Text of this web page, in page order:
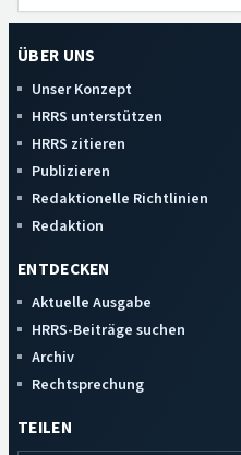
ÜBER UNS
Unser Konzept
HRRS unterstützen
HRRS zitieren
Publizieren
Redaktionelle Richtlinien
Redaktion
ENTDECKEN
Aktuelle Ausgabe
HRRS-Beiträge suchen
Archiv
Rechtsprechung
TEILEN